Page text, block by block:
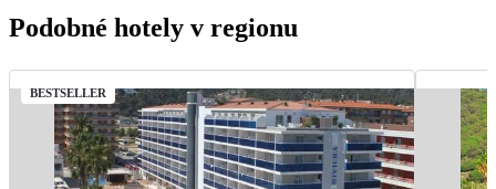
Podobné hotely v regionu
BESTSELLER